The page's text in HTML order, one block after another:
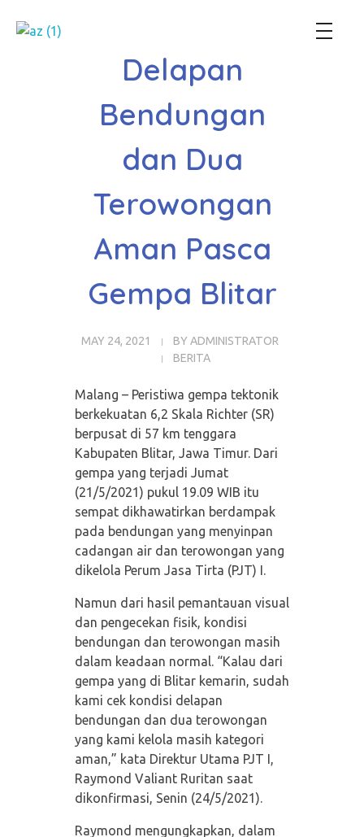
Delapan
Bendungan
dan Dua
Terowongan
Aman Pasca
Gempa Blitar
MAY 24, 2021 BY ADMINISTRATOR
BERITA
Malang – Peristiwa gempa tektonik
berkekuatan 6,2 Skala Richter (SR)
berpusat di 57 km tenggara
Kabupaten Blitar, Jawa Timur. Dari
gempa yang terjadi Jumat
(21/5/2021) pukul 19.09 WIB itu
sempat dikhawatirkan berdampak
pada bendungan yang menyinpan
cadangan air dan terowongan yang
dikelola Perum Jasa Tirta (PJT) I.
Namun dari hasil pemantauan visual
dan pengecekan fisik, kondisi
bendungan dan terowongan masih
dalam keadaan normal. “Kalau dari
gempa yang di Blitar kemarin, sudah
kami cek kondisi delapan
bendungan dan dua terowongan
yang kami kelola masih kategori
aman,” kata Direktur Utama PJT I,
Raymond Valiant Ruritan saat
dikonfirmasi, Senin (24/5/2021).
Raymond mengungkapkan, dalam